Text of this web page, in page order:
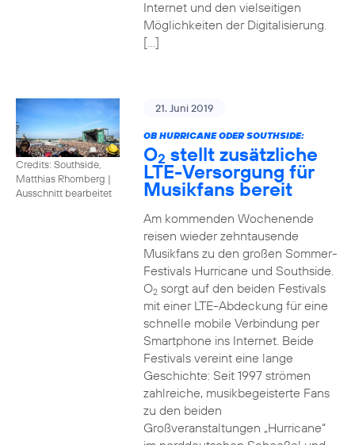
Internet und den vielseitigen
Möglichkeiten der Digitalisierung.
[…]
Credits: Southside,
Matthias Rhomberg |
Ausschnitt bearbeitet
21. Juni 2019
OB HURRICANE ODER SOUTHSIDE:
O2 stellt zusätzliche
LTE-Versorgung für
Musikfans bereit
Am kommenden Wochenende
reisen wieder zehntausende
Musikfans zu den großen Sommer-
Festivals Hurricane und Southside.
O2sorgt auf den beiden Festivals
mit einer LTE-Abdeckung für eine
schnelle mobile Verbindung per
Smartphone ins Internet. Beide
Festivals vereint eine lange
Geschichte: Seit 1997 strömen
zahlreiche, musikbegeisterte Fans
zu den beiden
Großveranstaltungen „Hurricane“